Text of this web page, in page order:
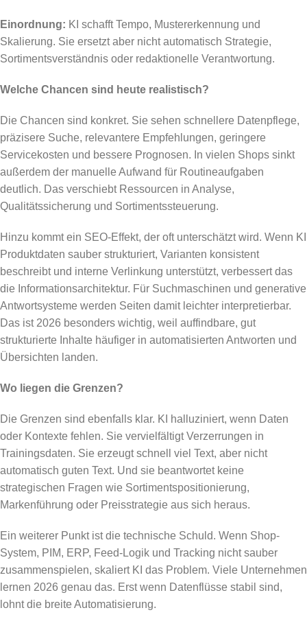
Einordnung: KI schafft Tempo, Mustererkennung und
Skalierung. Sie ersetzt aber nicht automatisch Strategie,
Sortimentsverständnis oder redaktionelle Verantwortung.
Welche Chancen sind heute realistisch?
Die Chancen sind konkret. Sie sehen schnellere Datenpflege,
präzisere Suche, relevantere Empfehlungen, geringere
Servicekosten und bessere Prognosen. In vielen Shops sinkt
außerdem der manuelle Aufwand für Routineaufgaben
deutlich. Das verschiebt Ressourcen in Analyse,
Qualitätssicherung und Sortimentssteuerung.
Hinzu kommt ein SEO-Effekt, der oft unterschätzt wird. Wenn KI
Produktdaten sauber strukturiert, Varianten konsistent
beschreibt und interne Verlinkung unterstützt, verbessert das
die Informationsarchitektur. Für Suchmaschinen und generative
Antwortsysteme werden Seiten damit leichter interpretierbar.
Das ist 2026 besonders wichtig, weil auffindbare, gut
strukturierte Inhalte häufiger in automatisierten Antworten und
Übersichten landen.
Wo liegen die Grenzen?
Die Grenzen sind ebenfalls klar. KI halluziniert, wenn Daten
oder Kontexte fehlen. Sie vervielfältigt Verzerrungen in
Trainingsdaten. Sie erzeugt schnell viel Text, aber nicht
automatisch guten Text. Und sie beantwortet keine
strategischen Fragen wie Sortimentspositionierung,
Markenführung oder Preisstrategie aus sich heraus.
Ein weiterer Punkt ist die technische Schuld. Wenn Shop-
System, PIM, ERP, Feed-Logik und Tracking nicht sauber
zusammenspielen, skaliert KI das Problem. Viele Unternehmen
lernen 2026 genau das. Erst wenn Datenflüsse stabil sind,
lohnt die breite Automatisierung.